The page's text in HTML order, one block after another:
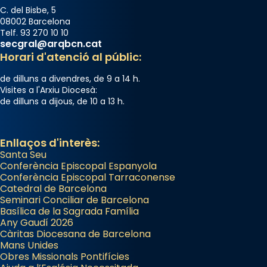
View on Facebook
Arquebisbat de Barcelona
2 weeks ago
Jaume, fill de Zebedeu, és juntament amb el
seu germà Joan i Pere un dels que
acompanyava més de prop Jesús.
apòstol màrtir, decapitat a Jerusalem per
Herodes Agripa (vers l'any 44).
Patró de Galícia, després de les invasions
musulmanes fou venerat com a patró dels
Regnes castellans i més tard de tota
Espanya.
El seu sepulcre a Compostela fou un gran
centre de peregrinacions medievals de tot
C. del Bisbe, 5
08002 Barcelona
Telf. 93 270 10 10
secgral@arqbcn.cat
Horari d'atenció al públic:
de dilluns a divendres, de 9 a 14 h.
Visites a l'Arxiu Diocesà:
de dilluns a dijous, de 10 a 13 h.
Enllaços d'interès:
Santa Seu
Conferència Episcopal Espanyola
Conferència Episcopal Tarraconense
Catedral de Barcelona
Seminari Conciliar de Barcelona
Basílica de la Sagrada Família
Any Gaudí 2026
Càritas Diocesana de Barcelona
Mans Unides
Obres Missionals Pontifícies